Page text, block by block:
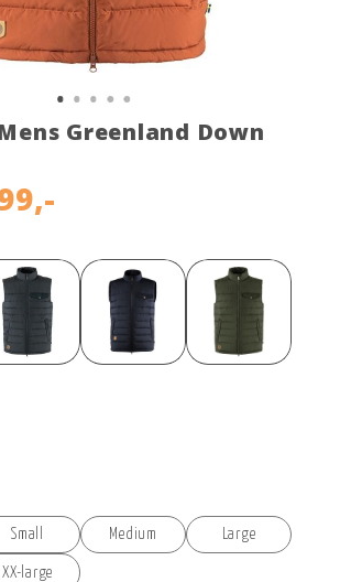
Greenland Down
Small Medium Large
XX-large